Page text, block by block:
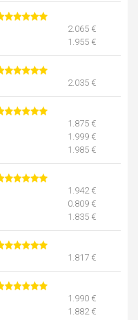
2.065 €
1.955 €
2.035 €
1.875 €
1.999 €
1.985 €
1.942 €
0.809 €
1.835 €
1.817 €
1.990 €
1.882 €